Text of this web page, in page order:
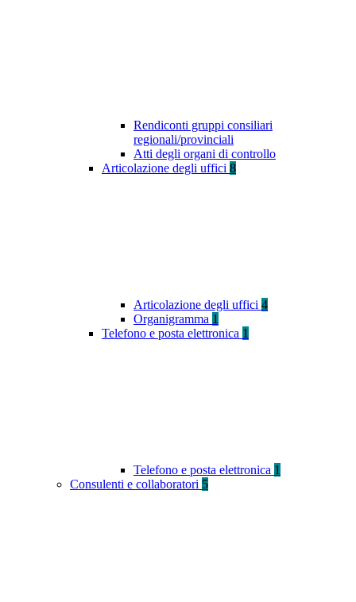
Rendiconti gruppi consiliari
regionali/provinciali
Atti degli organi di controllo
Articolazione degli uffici 8
Articolazione degli uffici 4
Organigramma 1
Telefono e posta elettronica 1
Telefono e posta elettronica 1
Consulenti e collaboratori 5